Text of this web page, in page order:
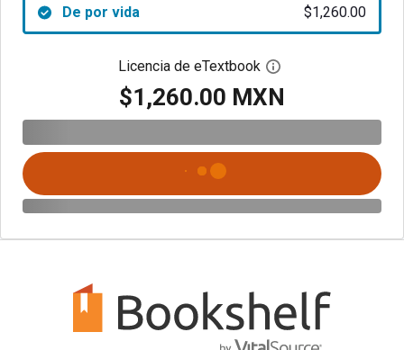
De por vida $1,260.00
Licencia de eTextbook Abre el cuadro de
$1,260.00 MXN